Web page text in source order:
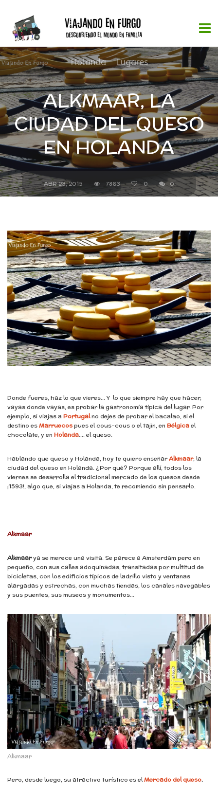
Holanda,Lugares
ALKMAAR, LA
CIUDAD DEL QUESO
EN HOLANDA
ABR 23, 2015 7863 0 0
Donde fueres, haz lo que vieres… Y lo que siempre hay que hacer,
vayas donde vayas, es probar la gastronomía típica del lugar. Por
ejemplo, si viajas a Portugalno dejes de probar el bacalao, si el
destino esMarruecospues el cous-cous o el tajin, en Bélgicael
chocolate, y en Holanda…. el queso.
Hablando que queso y Holanda, hoy te quiero enseñarAlkmaar, la
ciudad del queso en Holanda. ¿Por qué? Porque allí, todos los
viernes se desarrolla el tradicional mercado de los quesos desde
¡1593!, algo que, si viajas a Holanda, te recomiendo sin pensarlo.
Alkmaar
Alkmaarya se merece una visita. Se parece a Amsterdam pero en
pequeño, con sus calles adoquinadas, transitadas por multitud de
bicicletas, con los edificios típicos de ladrillo visto y ventanas
alargadas y estrechas, con muchas tiendas, los canales navegables
y sus puentes, sus museos y monumentos…
Alkmaar
Pero, desde luego, su atractivo turístico es elMercado del queso.